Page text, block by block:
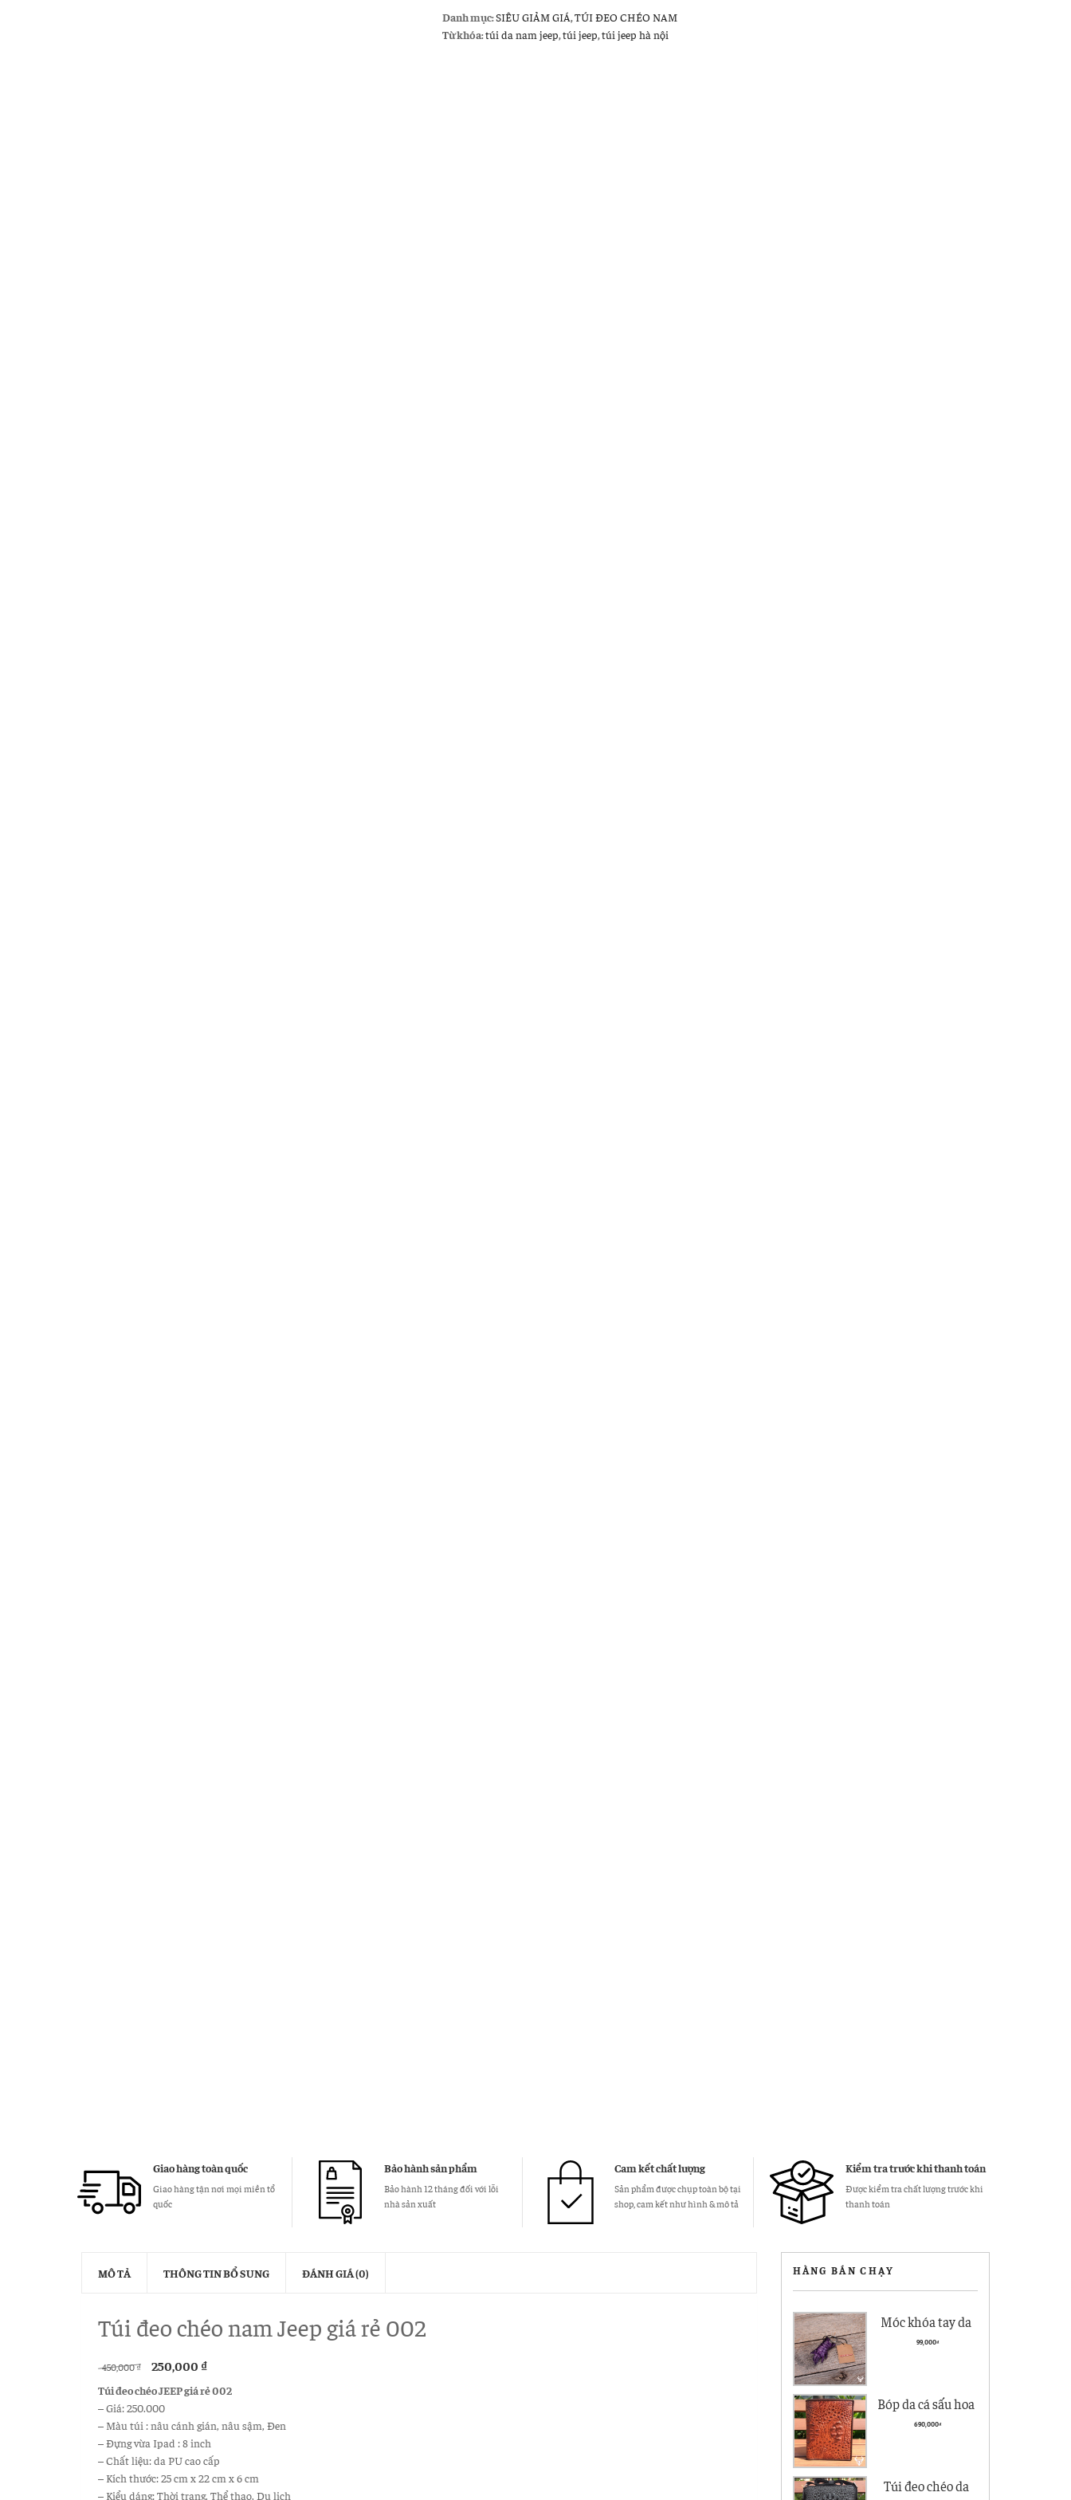
chéo
nam
Danh mục:SIÊU GIẢM GIÁ,TÚI ĐEO CHÉO NAM
Từ khóa:túi da nam jeep,túi jeep,túi jeep hà nội
Giao hàng toàn quốc
Giao hàng tận nơi mọi miền tổ
quốc
Bảo hành sản phẩm
Bảo hành 12 tháng đối với lỗi
nhà sản xuất
Cam kết chất lượng
Sản phẩm được chụp toàn bộ tại
shop, cam kết như hình & mô tả
Kiểm tra trước khi thanh toán
Được kiểm tra chất lượng trước khi
thanh toán
MÔ TẢ THÔNG TIN BỔ SUNG ĐÁNH GIÁ (0)
Túi đeo chéo nam Jeep giá rẻ 002
450,000₫ 250,000 ₫
Túi đeo chéo JEEP giá rẻ 002
– Giá: 250.000
– Màu túi : nâu cánh gián, nâu sậm, Đen
– Đựng vừa Ipad : 8 inch
– Chất liệu: da PU cao cấp
– Kích thước: 25 cm x 22 cm x 6 cm
– Kiểu dáng: Thời trang, Thể thao, Du lịch
HÀNG BÁN CHẠY
Móc khóa tay da
cá sấu giá rẻ MK01
99,000₫
Bóp da cá sấu hoa
cà giá rẻ BCS05
690,000₫
Túi đeo chéo da